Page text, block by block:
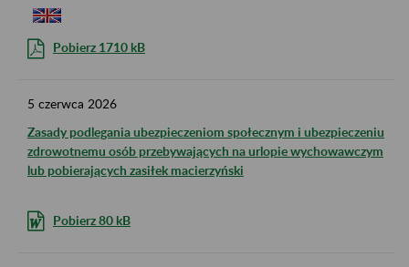
Pobierz 1710 kB
5 czerwca 2026
Zasady podlegania ubezpieczeniom społecznym i ubezpieczeniu
zdrowotnemu osób przebywających na urlopie wychowawczym
lub pobierających zasiłek macierzyński
Pobierz 80 kB